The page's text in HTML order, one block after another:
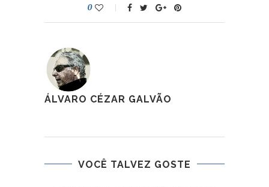
0
ÁLVARO CÉZAR GALVÃO
VOCÊ TALVEZ GOSTE